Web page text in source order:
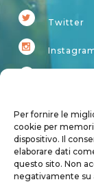
Per fornire le
cookie per
dispositivo. Il
elaborare dati
questo sito. Non
negativamente su
Twitter
Account
Login